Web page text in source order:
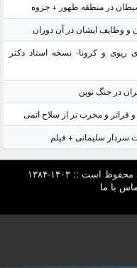
در منطقه ظهور + جزوه
و وظایف ایشان در آن دوران
و کرونا- نسخه استاد دکتر
در جنگ نوین
فراتر و مخرب تر از سلاح اتمی
سردار سلیمانی + فیلم
است :: ۱۴۰۳-۱۳۸۴
با ما